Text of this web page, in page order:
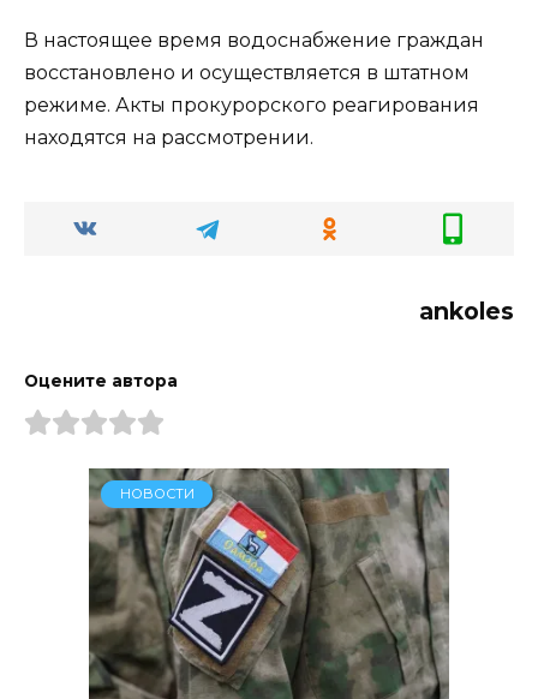
В настоящее время водоснабжение граждан
восстановлено и осуществляется в штатном
режиме. Акты прокурорского реагирования
находятся на рассмотрении.
ankoles
Оцените автора
НОВОСТИ